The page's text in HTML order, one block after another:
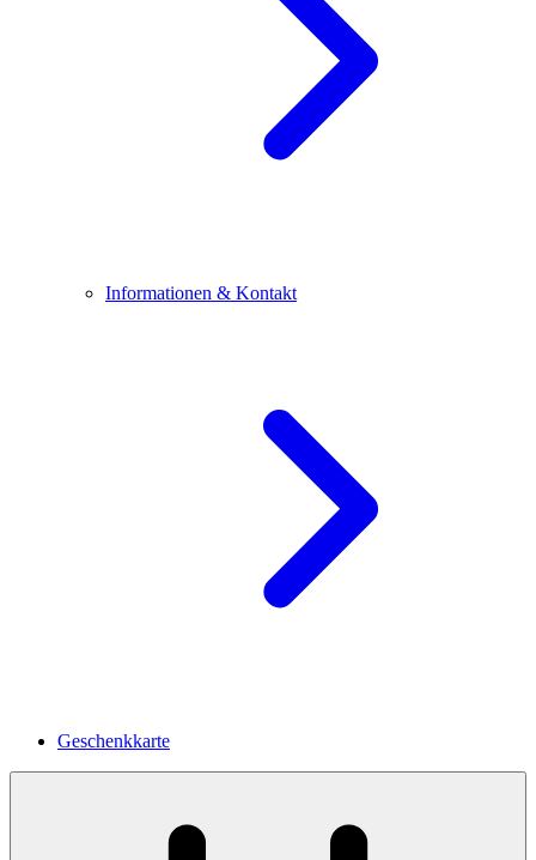
Informationen & Kontakt
Geschenkkarte